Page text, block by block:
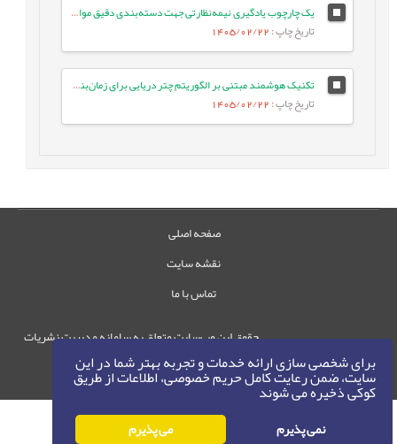
برای شخصی سازی ارائه خدمات و تجربه بهتر شما در این
سایت، ضمن رعایت کامل حریم خصوصی، اطلاعات از طریق
کوکی ذخیره می شوند
نمی پذیرم می پذیرم
یک چارچوب یادگیری نیمه‌نظارتی جهت دسته‌بندی دقیق موارد آزمون با بهره‌گیری از تعبیه‌های زبانی و ویژگی‌های معنایی متن
تاریخ چاپ: 1405/02/22
تکنیک هوشمند مبتنی بر الگوریتم چتر دریایی برای زمان‌بندی وظایف بر اساس اولویت در شبکه‌های IoT/Fog
تاریخ چاپ: 1405/02/22
صفحه اصلی
نقشه سایت
تماس با ما
حقوق این وب‌سایت متعلق به سامانه مدیریت نشریات
رایمگ است.
حق نشر ©
1405-1396